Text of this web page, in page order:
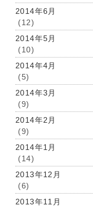
2014年6月
(12)
2014年5月
(10)
2014年4月
(5)
2014年3月
(9)
2014年2月
(9)
2014年1月
(14)
2013年12月
(6)
2013年11月